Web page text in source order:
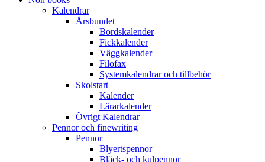
Kalendrar
Årsbundet
Bordskalender
Fickkalender
Väggkalender
Filofax
Systemkalendrar och tillbehör
Skolstart
Kalender
Lärarkalender
Övrigt Kalendrar
Pennor och finewriting
Pennor
Blyertspennor
Bläck- och kulpennor